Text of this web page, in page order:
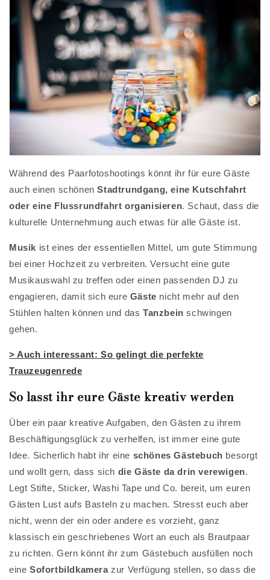
Während des Paarfotoshootings könnt ihr für eure Gäste
auch einen schönenStadtrundgang, eine Kutschfahrt
oder eine Flussrundfahrt organisieren. Schaut, dass die
kulturelle Unternehmung auch etwas für alle Gäste ist.
Musik ist eines der essentiellen Mittel, um gute Stimmung
bei einer Hochzeit zu verbreiten. Versucht eine gute
Musikauswahl zu treffen oder einen passenden DJ zu
engagieren, damit sich eure Gäste nicht mehr auf den
Stühlen halten können und dasTanzbein schwingen
gehen.
> Auch interessant: So gelingt die perfekte
Trauzeugenrede
So lasst ihr eure Gäste kreativ werden
Über ein paar kreative Aufgaben, den Gästen zu ihrem
Beschäftigungsglück zu verhelfen, ist immer eine gute
Idee. Sicherlich habt ihr eine schönes Gästebuch besorgt
und wollt gern, dass sich die Gäste da drin verewigen.
Legt Stifte, Sticker, Washi Tape und Co. bereit, um euren
Gästen Lust aufs Basteln zu machen. Stresst euch aber
nicht, wenn der ein oder andere es vorzieht, ganz
klassisch ein geschriebenes Wort an euch als Brautpaar
zu richten. Gern könnt ihr zum Gästebuch ausfüllen noch
eine Sofortbildkamerazur Verfügung stellen, so dass die